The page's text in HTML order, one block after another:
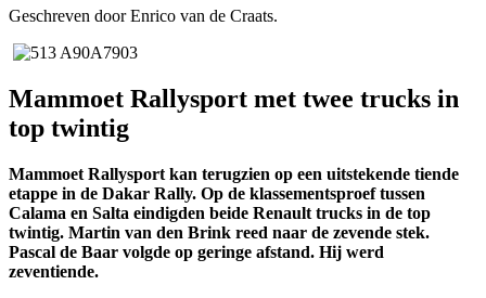
Geschreven door Enrico van de Craats.
Mammoet Rallysport met twee trucks in
top twintig
Mammoet Rallysport kan terugzien op een uitstekende tiende
etappe in de Dakar Rally. Op de klassementsproef tussen
Calama en Salta eindigden beide Renault trucks in de top
twintig. Martin van den Brink reed naar de zevende stek.
Pascal de Baar volgde op geringe afstand. Hij werd
zeventiende.